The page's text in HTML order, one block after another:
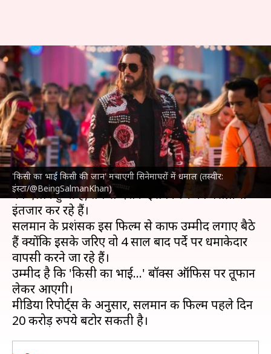
'किसी का भाई किसी की जान' मचाएगी सिनेमाघरों में धमाल (तस्वीर:
इंस्टा/@BeingSalmanKhan)
सलमान खान की 'किसी का भाई...'
पहले दिन बटोर सकती है 20 करोड़
रुपये
लेखन दीक्षा शर्मा Apr 18, 2023 05:06 pm
क्या है खबर?
जब सेसलमान खानकी 'किसी का भाई किसी की जान
'
का ऐलान हुआ है, तब से दर्शक इस फिल्म का बेसब्री से
इंतजार कर रहे हैं।
सलमान के प्रशंसक इस फिल्म से काफी उम्मीद लगाए बैठे
हैं क्योंकि इसके जरिए वो 4 साल बाद पर्दे पर धमाकेदार
वापसी करने जा रहे हैं।
उम्मीद है कि 'किसी का भाई...' बॉक्स ऑफिस पर तूफान
लेकर आएगी।
मीडिया रिपोर्ट्स के अनुसार, सलमान की फिल्म पहले दिन